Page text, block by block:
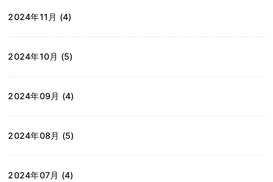
2024年11月 (4)
2024年10月 (5)
2024年09月 (4)
2024年08月 (5)
2024年07月 (4)